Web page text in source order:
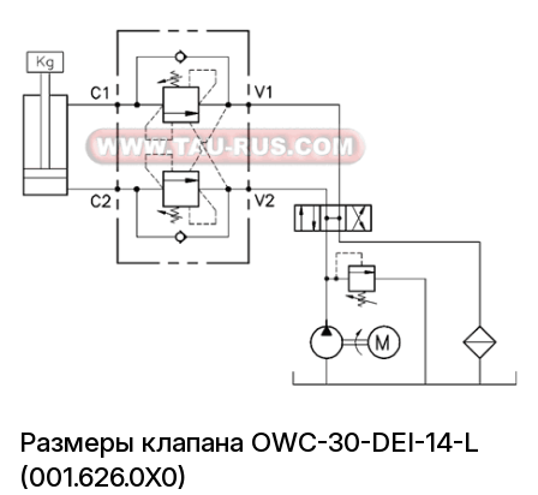
Размеры клапана OWC-30-DEI-14-L
(001.626.0X0)